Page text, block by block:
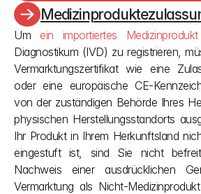
Um ein importiertes Medizinprodukt
Diagnostikum (IVD) zu registrieren,
Vermarktungszertifikat wie eine
oder eine europäische CE-
von der zuständigen Behörde Ihres
physischen Herstellungsstandorts
Ihr Produkt in Ihrem Herkunftsland
eingestuft ist, sind Sie nicht
Nachweis einer ausdrücklichen
Vermarktung als Nicht-